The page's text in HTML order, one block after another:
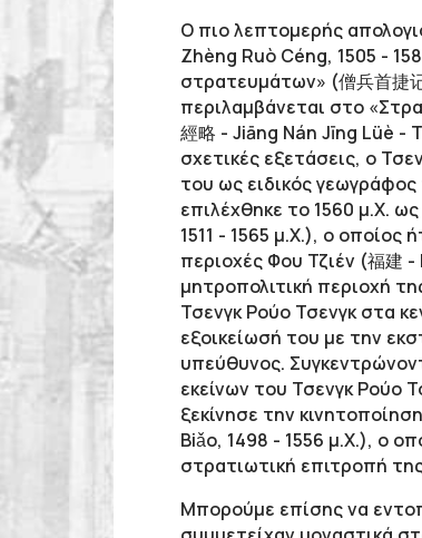
Ο πιο λεπτομερής
Zhèng Ruò Céng, 1505 -
στρατευμάτων» (僧兵首捷
περιλαμβάνεται στο
經略 - Jiāng Nán Jīng Lüè -
σχετικές εξετάσεις, ο
του ως ειδικός
επιλέχθηκε το 1560 μ.Χ.
1511 - 1565 μ.Χ.), ο
περιοχές Φου Τζιέν (福建
μητροπολιτική περιοχή
Τσενγκ Ρούο Τσενγκ στα
εξοικείωσή του με την
υπεύθυνος.
εκείνων του Τσενγκ Ρούο
ξεκίνησε την
Biǎo, 1498 - 1556 μ.Χ.), ο
στρατιωτική επιτροπή
Μπορούμε επίσης να